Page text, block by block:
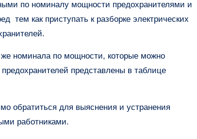
тем как приступать к разборке электрических
номинала по мощности, которые можно
представлены в таблице
обратиться для выяснения и устранения
работниками.